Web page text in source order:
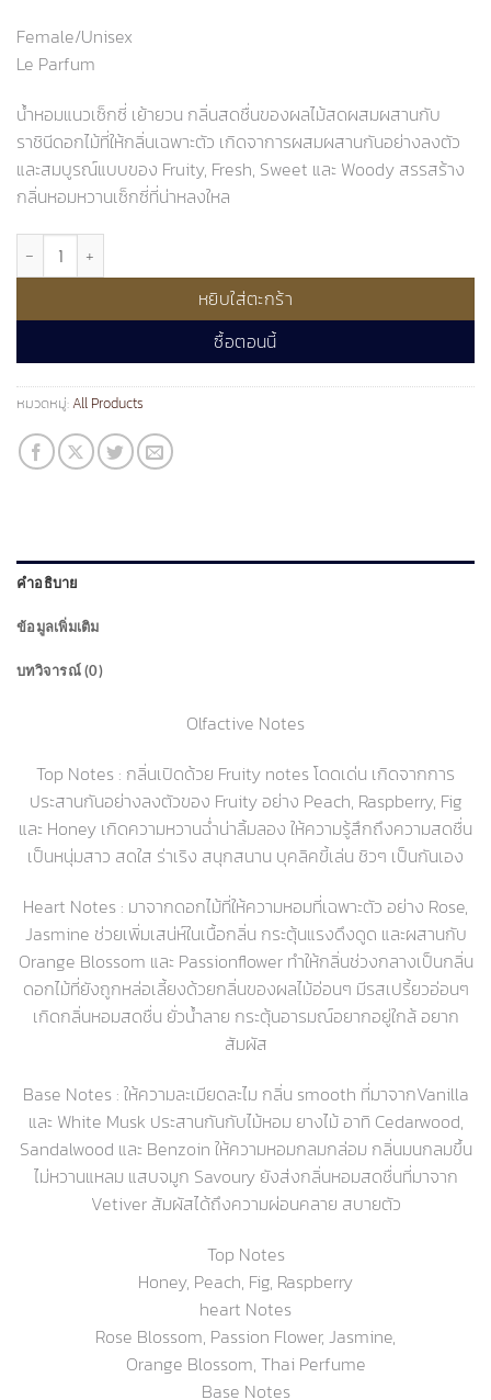
Female/Unisex
Le Parfum
น้ำหอมแนวเซ็กซี่ เย้ายวน กลิ่นสดชื่นของผลไม้สดผสมผสานกับ
ราชินีดอกไม้ที่ให้กลิ่นเฉพาะตัว เกิดจาการผสมผสานกันอย่างลงตัว
และสมบูรณ์แบบของ Fruity, Fresh, Sweet และ Woody สรรสร้าง
กลิ่นหอมหวานเซ็กซี่ที่น่าหลงใหล
จำนวน LAB PARFUMO, Savoury (10 ml.) ชิ้น
หยิบใส่ตะกร้า
ซื้อตอนนี้
หมวดหมู่:All Products
คำอธิบาย
ข้อมูลเพิ่มเติม
บทวิจารณ์ (0)
Olfactive Notes
Top Notes : กลิ่นเปิดด้วย Fruity notes โดดเด่น เกิดจากการ
ประสานกันอย่างลงตัวของ Fruity อย่าง Peach, Raspberry, Fig
และ Honey เกิดความหวานฉ่ำน่าลิ้มลอง ให้ความรู้สึกถึงความสดชื่น
เป็นหนุ่มสาว สดใส ร่าเริง สนุกสนาน บุคลิคขี้เล่น ชิวๆ เป็นกันเอง
Heart Notes : มาจากดอกไม้ที่ให้ความหอมที่เฉพาะตัว อย่าง Rose,
Jasmine ช่วยเพิ่มเสน่ห์ในเนื้อกลิ่น กระตุ้นแรงดึงดูด และผสานกับ
Orange Blossom และ Passionflower ทำให้กลิ่นช่วงกลางเป็นกลิ่น
ดอกไม้ที่ยังถูกหล่อเลี้ยงด้วยกลิ่นของผลไม้อ่อนๆ มีรสเปรี้ยวอ่อนๆ
เกิดกลิ่นหอมสดชื่น ยั่วน้ำลาย กระตุ้นอารมณ์อยากอยู่ใกล้ อยาก
สัมผัส
Base Notes : ให้ความละเมียดละไม กลิ่น smooth ที่มาจากVanilla
และ White Musk ประสานกันกับไม้หอม ยางไม้ อาทิ Cedarwood,
Sandalwood และ Benzoin ให้ความหอมกลมกล่อม กลิ่นมนกลมขึ้น
ไม่หวานแหลม แสบจมูก Savoury ยังส่งกลิ่นหอมสดชื่นที่มาจาก
Vetiver สัมผัสได้ถึงความผ่อนคลาย สบายตัว
Top Notes
Honey, Peach, Fig, Raspberry
heart Notes
Rose Blossom, Passion Flower, Jasmine,
Orange Blossom, Thai Perfume
Base Notes